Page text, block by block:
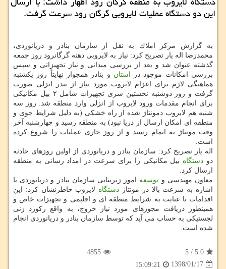
این دو دستگاه عملیات لایروبی گرگان رود سرعت گرفت.
به گزارش مركز املاك به نقل از سازمان بنادر و دریانوردی،
محمدرضا اله یار تصریح كرد: نیاز به لایروبی دهنه گرگانرود روز جمعه
گذشته عنوان شد و بعد از بررسی میدانی و نیاز تجهیزاتی و سپس
بررسی امكانات موجود در استان و بنادر همجوار نهایتاً روز یكشنبه
هماهنگی لازم برای اعزام لایروب مورد نیاز از بندر انزلی صورت
گرفت و روز دوشنبه نخستین سری تجهیزات شامل ۲ بیل مكانیكی
برای انجام مقدمات ورود لایروب از انزلی وارد منطقه شد. روز سه
شنبه هم لایروب دمونتاژ شده از راه خشكی (به دلیل شرایط جوی و
منطقه ای امكان ارسال از دریا نبود) به منطقه رسید و چهارشنبه آخر
وقت مونتاژ به اتمام رسید و از روز جاری عملیات را شروع كرده
است.
اله یار تصریح كرد: سازمان بنادر و دریانوردی از اولین روزهای حادثه
دو دستگاه بیل مكانیكی را برای سرعت در امداد رسانی به منطقه
ارسال كرد.
معاون مهندسی و توسعه امور زیربنایی سازمان بنادر و دریانوردی با
اشاره به سرعت بالا در مونتاژ دستگاه لایروب خاطرنشان كرد: این
اقدامات با عنایت به شرایط منطقه ای و اقلیمی و تجهیزات خاص و
همینطور دریافت مجوزهای مورد نیاز خروج، به واقع ركورد زنی
لجستیكی به حساب می آید كه توسط سازمان بنادر و دریانوردی انجام
شده است.
5.0
/
5
4855
1398/01/17
15:09:21